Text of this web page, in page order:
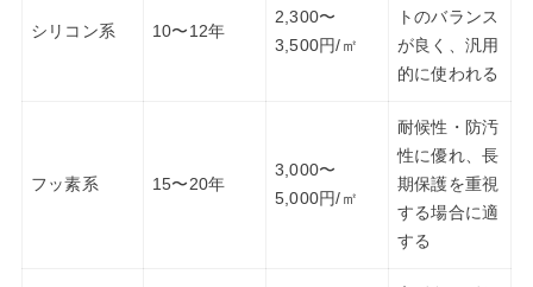
シリコン系 10〜12年
2,300〜
3,500円/㎡
トのバランス
が良く、汎用
的に使われる
フッ素系 15〜20年
3,000〜
5,000円/㎡
耐候性・防汚
性に優れ、長
期保護を重視
する場合に適
する